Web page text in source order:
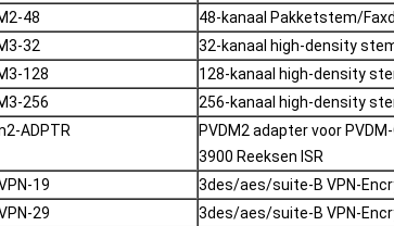
48
48-kanaal Pakketstem/
32
32-kanaal high-density
128
128-kanaal high-density
256
256-kanaal high-density
ADPTR
PVDM2 adapter voor
3900 Reeksen ISR
19 3des/aes/suite-B VPN-
29
3des/aes/suite-B VPN-